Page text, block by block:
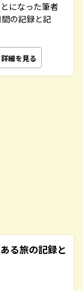
になった筆者
の記録と記
詳細を見る
る旅の記録と